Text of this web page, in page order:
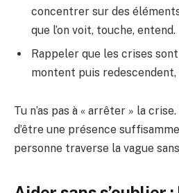
concentrer sur des
que l’on voit, touche, entend.
Rappeler que les crises
montent puis redescendent,
Tu n’as pas à « arrêter » la
d’être une présence
personne traverse la vague